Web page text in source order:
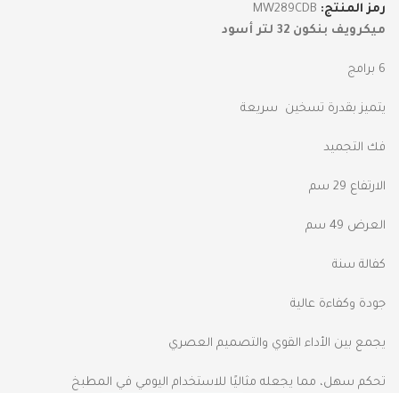
رمز المنتج: MW289CDB
ميكرويف بنكون 32 لتر أسود
6 برامج
يتميز بقدرة تسخين سريعة
فك التجميد
الارتفاع 29 سم
العرض 49 سم
كفالة سنة
جودة وكفاءة عالية
يجمع بين الأداء القوي والتصميم العصري
تحكم سهل، مما يجعله مثاليًا للاستخدام اليومي في المطبخ